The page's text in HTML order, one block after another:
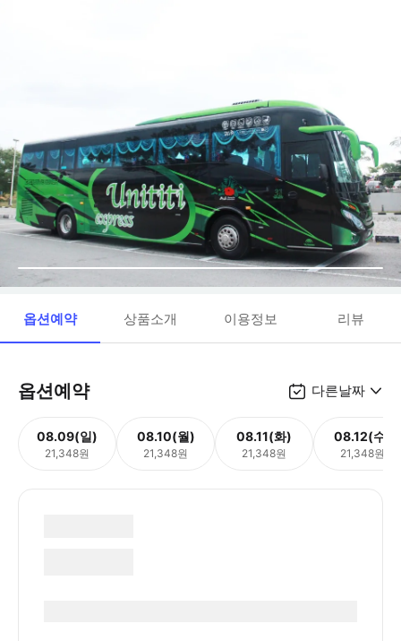
옵션예약 상품소개 이용정보 리뷰
옵션예약 다른날짜
08.09(일)
21,348원
08.10(월)
21,348원
08.11(화)
21,348원
08.12(수)
21,348원